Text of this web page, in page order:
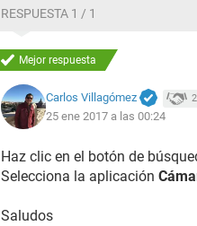
RESPUESTA 1 / 1
Mejor respuesta
Carlos Villagómez
25 ene 2017 a las 00:24
Haz clic en el botón de
Selecciona la aplicación
Saludos